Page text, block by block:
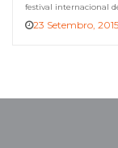
festival internacional
margens do rio Tejo no
23 Setembro, 2015